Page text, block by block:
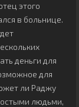
этого
в больнице.
деньги для
для
ли Раджу
людьми,